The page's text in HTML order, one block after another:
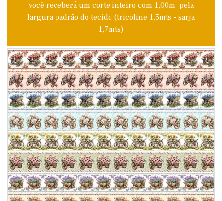
você receberá um corte inteiro com 1,00m pela
largura padrão do tecido (tricoline 1,5mts - sarja
1,7mts)